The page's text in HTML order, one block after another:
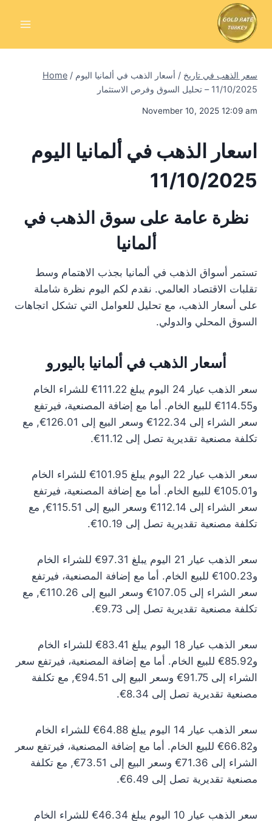
Home / سعر الذهب في تاريخ / أسعار الذهب في ألمانيا اليوم
11/10/2025 – تحليل السوق وفرص الاستثمار
November 10, 2025 12:09 am
اسعار الذهب في ألمانيا اليوم
11/10/2025
نظرة عامة على سوق الذهب في
ألمانيا
تستمر أسواق الذهب في ألمانيا بجذب الاهتمام وسط
تقلبات الاقتصاد العالمي. نقدم لكم اليوم نظرة شاملة
على أسعار الذهب، مع تحليل للعوامل التي تشكل اتجاهات
السوق المحلي والدولي.
أسعار الذهب في ألمانيا باليورو
سعر الذهب عيار 24 اليوم يبلغ 111.22€ للشراء الخام
و114.55€ للبيع الخام. أما مع إضافة المصنعية، فيرتفع
سعر الشراء إلى 122.34€ وسعر البيع إلى 126.01€, مع
تكلفة مصنعية تقديرية تصل إلى 11.12€.
سعر الذهب عيار 22 اليوم يبلغ 101.95€ للشراء الخام
و105.01€ للبيع الخام. أما مع إضافة المصنعية، فيرتفع
سعر الشراء إلى 112.14€ وسعر البيع إلى 115.51€, مع
تكلفة مصنعية تقديرية تصل إلى 10.19€.
سعر الذهب عيار 21 اليوم يبلغ 97.31€ للشراء الخام
و100.23€ للبيع الخام. أما مع إضافة المصنعية، فيرتفع
سعر الشراء إلى 107.05€ وسعر البيع إلى 110.26€, مع
تكلفة مصنعية تقديرية تصل إلى 9.73€.
سعر الذهب عيار 18 اليوم يبلغ 83.41€ للشراء الخام
و85.92€ للبيع الخام. أما مع إضافة المصنعية، فيرتفع سعر
الشراء إلى 91.75€ وسعر البيع إلى 94.51€, مع تكلفة
مصنعية تقديرية تصل إلى 8.34€.
سعر الذهب عيار 14 اليوم يبلغ 64.88€ للشراء الخام
و66.82€ للبيع الخام. أما مع إضافة المصنعية، فيرتفع سعر
الشراء إلى 71.36€ وسعر البيع إلى 73.51€, مع تكلفة
مصنعية تقديرية تصل إلى 6.49€.
سعر الذهب عيار 10 اليوم يبلغ 46.34€ للشراء الخام